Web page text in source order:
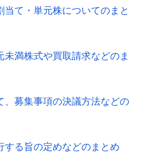
て・単元株についてのまと
満株式や買取請求などのま
、募集事項の決議方法などの
する旨の定めなどのまとめ